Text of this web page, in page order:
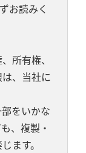
お読みく
所有権、
、当社に
をいかな
、複製・
ます。